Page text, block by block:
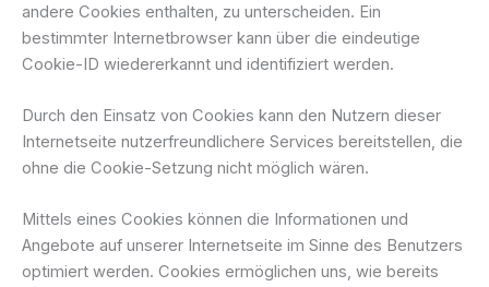
andere Cookies enthalten, zu unterscheiden. Ein
bestimmter Internetbrowser kann über die eindeutige
Cookie-ID wiedererkannt und identifiziert werden.
Durch den Einsatz von Cookies kann den Nutzern dieser
Internetseite nutzerfreundlichere Services bereitstellen, die
ohne die Cookie-Setzung nicht möglich wären.
Mittels eines Cookies können die Informationen und
Angebote auf unserer Internetseite im Sinne des Benutzers
optimiert werden. Cookies ermöglichen uns, wie bereits